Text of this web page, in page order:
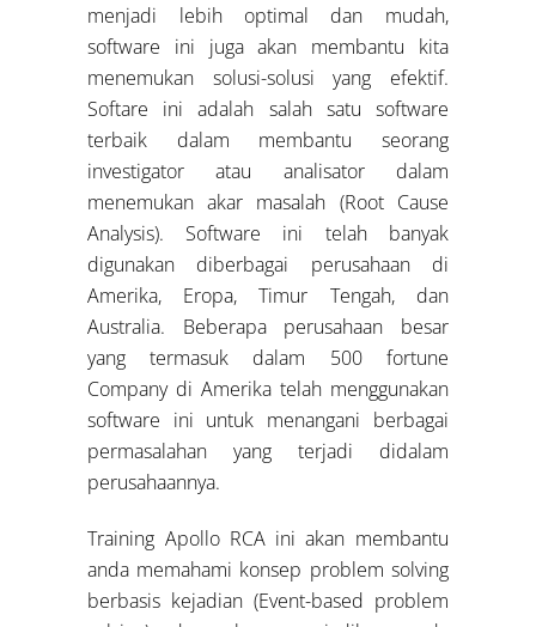
menjadi lebih optimal dan mudah,
software ini juga akan membantu kita
menemukan solusi-solusi yang efektif.
Softare ini adalah salah satu software
terbaik dalam membantu seorang
investigator atau analisator dalam
menemukan akar masalah (Root Cause
Analysis). Software ini telah banyak
digunakan diberbagai perusahaan di
Amerika, Eropa, Timur Tengah, dan
Australia. Beberapa perusahaan besar
yang termasuk dalam 500 fortune
Company di Amerika telah menggunakan
software ini untuk menangani berbagai
permasalahan yang terjadi didalam
perusahaannya.
Training Apollo RCA ini akan membantu
anda memahami konsep problem solving
berbasis kejadian (Event-based problem